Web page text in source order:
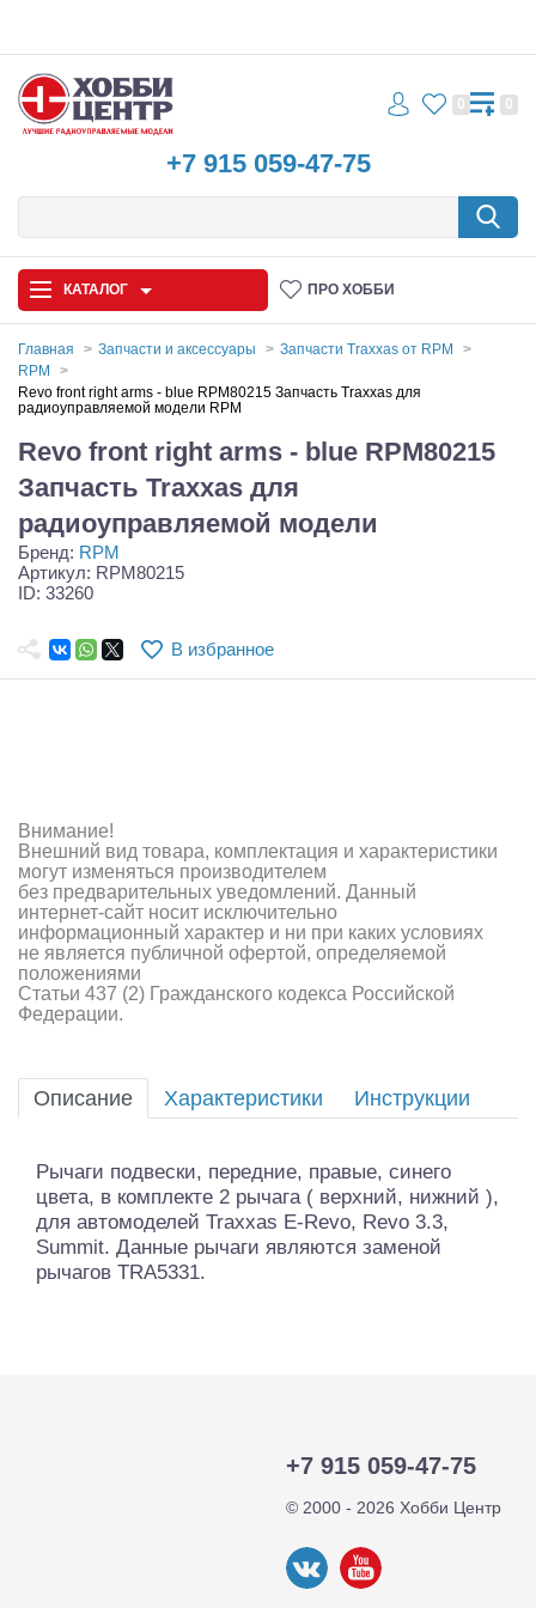
+7 915 059-47-75
0 0
КАТАЛОГ ПРО ХОББИ
Автомодели
Запчасти и аксессуары
Игрушки
Самолеты
Квадрокоптеры
Судомодели
Зарядные устройства и блоки питания
Двигатели
Технические жидкости
Инструмент,измерительные приборы,расходники
Главная Запчасти и аксессуары
Запчасти Traxxas от RPM
RPM
Revo front right arms - blue RPM80215 Запчасть Traxxas для
радиоуправляемой модели RPM
Revo front right arms - blue RPM80215
Запчасть Traxxas для
радиоуправляемой модели
Бренд: RPM
Артикул: RPM80215
ID: 33260
В избранное
Внимание!
Внешний вид товара, комплектация и характеристики
могут изменяться производителем
без предварительных уведомлений. Данный
интернет-сайт носит исключительно
информационный характер и ни при каких условиях
не является публичной офертой, определяемой
положениями
Статьи 437 (2) Гражданского кодекса Российской
Федерации.
Описание Характеристики Инструкции
Рычаги подвески, передние, правые, синего
цвета, в комплекте 2 рычага ( верхний, нижний ),
для автомоделей Traxxas E-Revo, Revo 3.3,
Summit. Данные рычаги являются заменой
рычагов TRA5331.
+7 915 059-47-75
© 2000 - 2026 Хобби Центр